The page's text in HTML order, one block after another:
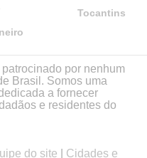
Tocantins
por nenhum
Brasil. Somos uma
a fornecer
e residentes do
do site Cidades e